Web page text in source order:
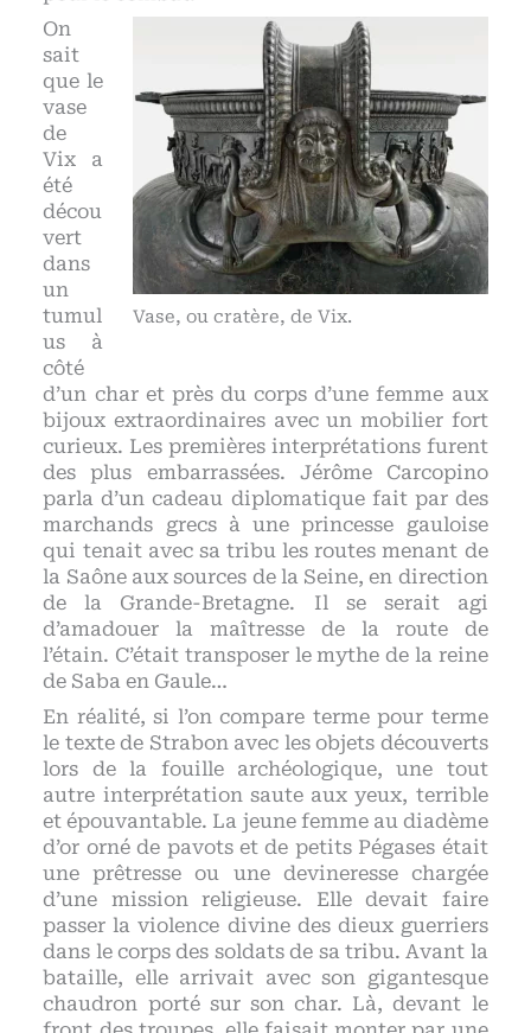
Vase, ou cratère, de Vix.
On
sait
que le
vase
de
Vix a
été
décou
vert
dans
un
tumul
us à
côté
d’un char et près du corps d’une femme aux
bijoux extraordinaires avec un mobilier fort
curieux. Les premières interprétations furent
des plus embarrassées. Jérôme Carcopino
parla d’un cadeau diplomatique fait par des
marchands grecs à une princesse gauloise
qui tenait avec sa tribu les routes menant de
la Saône aux sources de la Seine, en direction
de la Grande-Bretagne. Il se serait agi
d’amadouer la maîtresse de la route de
l’étain. C’était transposer le mythe de la reine
de Saba en Gaule…
En réalité, si l’on compare terme pour terme
le texte de Strabon avec les objets découverts
lors de la fouille archéologique, une tout
autre interprétation saute aux yeux, terrible
et épouvantable. La jeune femme au diadème
d’or orné de pavots et de petits Pégases était
une prêtresse ou une devineresse chargée
d’une mission religieuse. Elle devait faire
passer la violence divine des dieux guerriers
dans le corps des soldats de sa tribu. Avant la
bataille, elle arrivait avec son gigantesque
chaudron porté sur son char. Là, devant le